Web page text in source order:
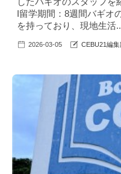
I留学期間：8週間バギオ
を持っており、現地生活
2026-03-05 CEBU21編集